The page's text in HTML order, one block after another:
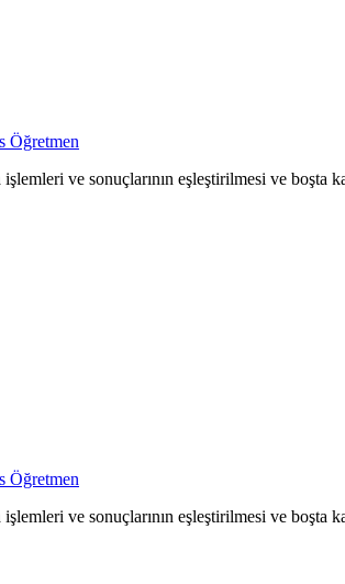
Öğretmen
ve sonuçlarının eşleştirilmesi ve boşta
Öğretmen
ve sonuçlarının eşleştirilmesi ve boşta